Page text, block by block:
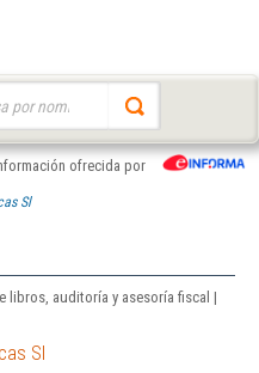
ofrecida por
Sl
libros, auditoría y asesoría fiscal |
Sl